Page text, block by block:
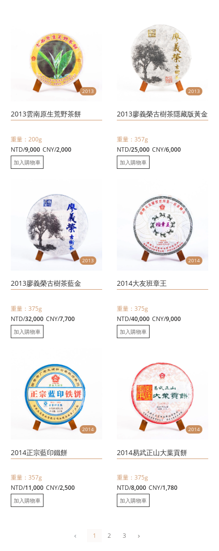
2013
2013雲南原生荒野茶餅
重量：200g
NTD/9,000 CNY/2,000
加入購物車
2013
2013廖義榮古樹茶隱藏版黃金
重量：357g
NTD/25,000 CNY/6,000
加入購物車
2013
2013廖義榮古樹茶藍金
重量：375g
NTD/32,000 CNY/7,700
加入購物車
2014
2014大友班章王
重量：375g
NTD/40,000 CNY/9,000
加入購物車
2014
2014正宗藍印鐵餅
重量：357g
NTD/11,000 CNY/2,500
加入購物車
2014
2014易武正山大葉貢餅
重量：375g
NTD/8,000 CNY/1,780
加入購物車
1 2 3